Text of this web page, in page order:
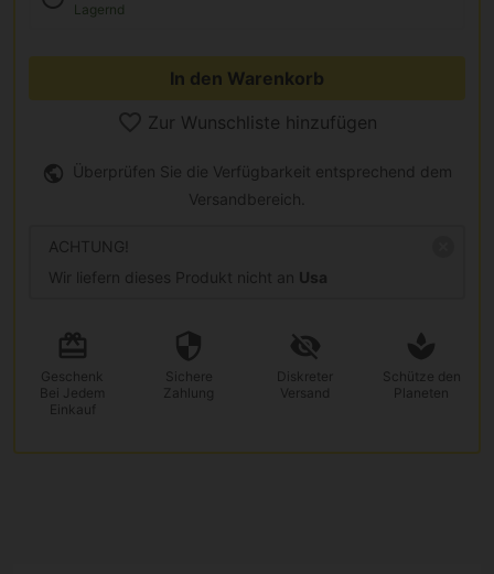
Lagernd
In den Warenkorb
Zur Wunschliste hinzufügen
Überprüfen Sie die Verfügbarkeit entsprechend dem
Versandbereich.
ACHTUNG!
Wir liefern dieses Produkt nicht an Usa
Geschenk
Bei Jedem
Einkauf
Sichere
Zahlung
Diskreter
Versand
Schütze den
Planeten